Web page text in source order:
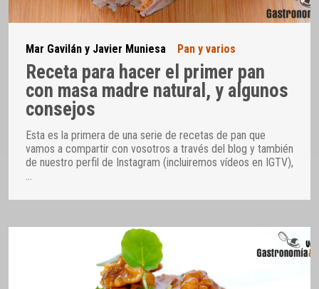
Mar Gavilán y Javier Muniesa Pan y varios
Receta para hacer el primer pan
con masa madre natural, y algunos
consejos
Esta es la primera de una serie de recetas de pan que
vamos a compartir con vosotros a través del blog y también
de nuestro perfil de Instagram (incluiremos vídeos en IGTV),
…